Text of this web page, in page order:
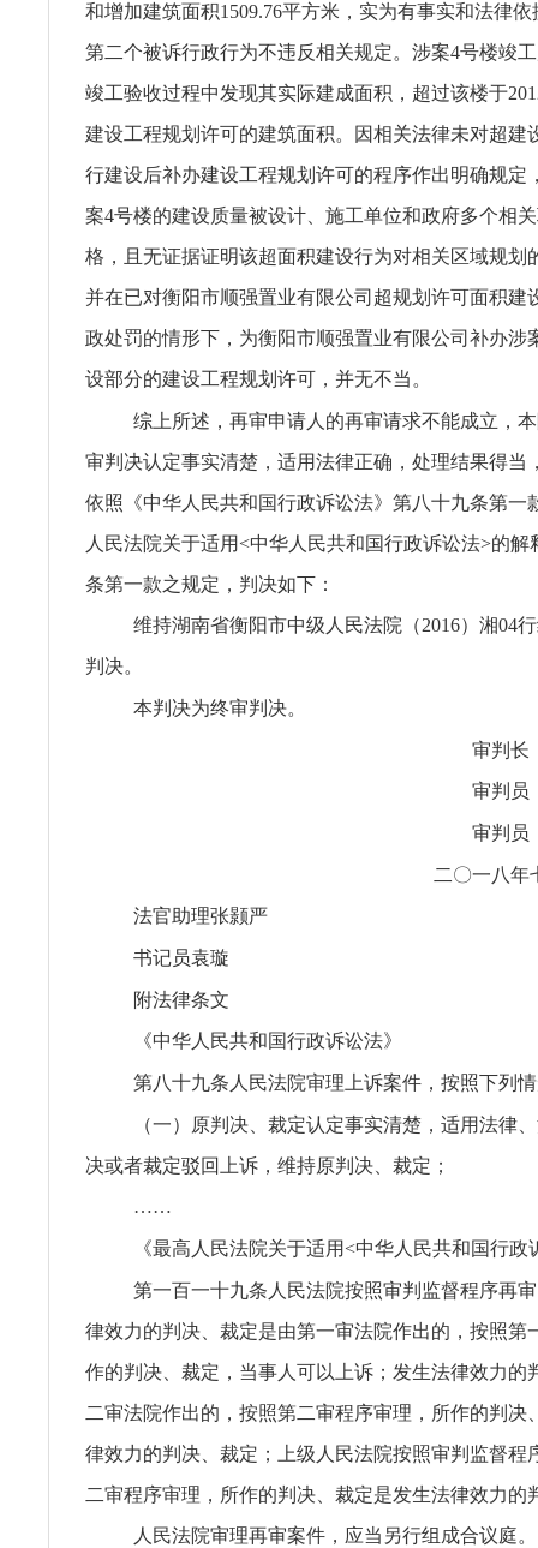
和增加建筑面积1509.76平方米，实为有事实和法律
第二个被诉行政行为不违反相关规定。涉案4号楼竣
竣工验收过程中发现其实际建成面积，超过该楼于
建设工程规划许可的建筑面积。因相关法律未对超建
行建设后补办建设工程规划许可的程序作出明确规定
案4号楼的建设质量被设计、施工单位和政府多个相
格，且无证据证明该超面积建设行为对相关区域规划
并在已对衡阳市顺强置业有限公司超规划许可面积建
政处罚的情形下，为衡阳市顺强置业有限公司补办涉
设部分的建设工程规划许可，并无不当。
综上所述，再审申请人的再审请求不能成立，
审判决认定事实清楚，适用法律正确，处理结果得当
依照《中华人民共和国行政诉讼法》第八十九条第一
人民法院关于适用<中华人民共和国行政诉讼法>的解
条第一款之规定，判决如下：
维持湖南省衡阳市中级人民法院（2016）湘04
判决。
本判决为终审判决。
审判
审判
审判
二〇一八年
法官助理张颢严
书记员袁璇
附法律条文
《中华人民共和国行政诉讼法》
第八十九条人民法院审理上诉案件，按照下列
（一）原判决、裁定认定事实清楚，适用法律
决或者裁定驳回上诉，维持原判决、裁定；
……
《最高人民法院关于适用<中华人民共和国行政
第一百一十九条人民法院按照审判监督程序再
律效力的判决、裁定是由第一审法院作出的，按照第
作的判决、裁定，当事人可以上诉；发生法律效力的
二审法院作出的，按照第二审程序审理，所作的判决
律效力的判决、裁定；上级人民法院按照审判监督程
二审程序审理，所作的判决、裁定是发生法律效力的
人民法院审理再审案件，应当另行组成合议庭。